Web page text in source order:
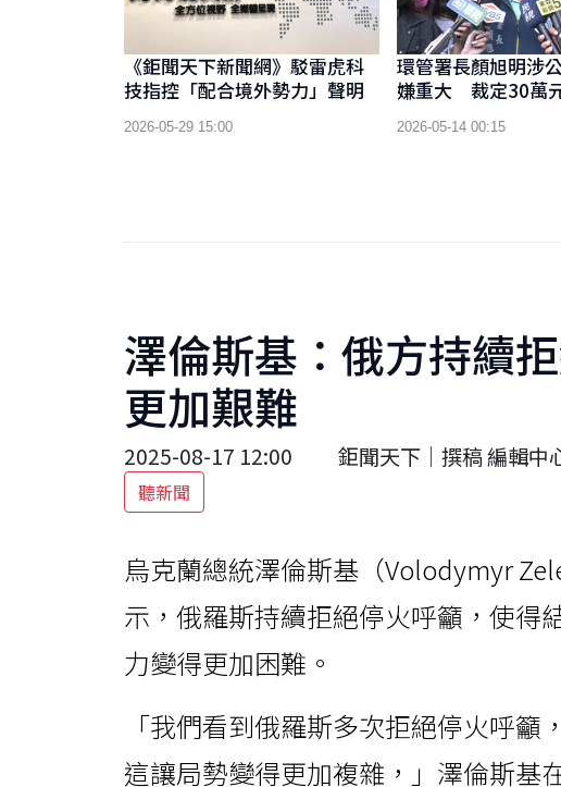
《鉅聞天下新聞網》駁雷虎科
技指控「配合境外勢力」聲明
2026-05-29 15:00
環管署長顏旭明涉
嫌重大 裁定30萬
制出境
2026-05-14 00:15
澤倫斯基：俄方持續
更加艱難
2025-08-17 12:00 鉅聞天下｜撰稿 編輯中
聽新聞
烏克蘭總統澤倫斯基（Volodymyr
示，俄羅斯持續拒絕停火呼籲，使得
力變得更加困難。
「我們看到俄羅斯多次拒絕停火呼籲
這讓局勢變得更加複雜，」澤倫斯基